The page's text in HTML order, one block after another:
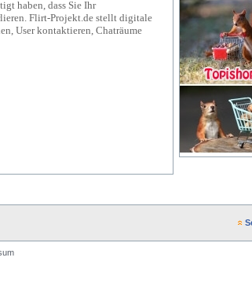
haben, dass Sie Ihr
Flirt-Projekt.de stellt digitale
User kontaktieren, Chaträume